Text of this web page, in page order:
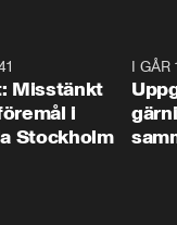
Misstänkt
i
Stockholm
I GÅR